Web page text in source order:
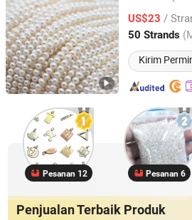
US$23 /
50 Strands
Kirim
Zhejiang, China Harga
Pesanan 12 Pesanan 6
Penjualan Terbaik Produk